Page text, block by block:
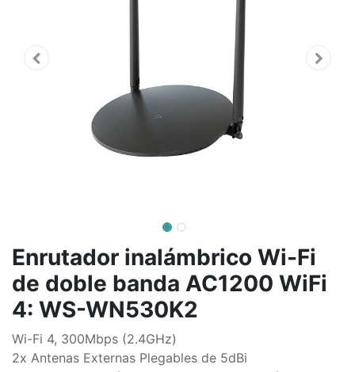
Enrutador inalámbrico Wi-Fi
de doble banda AC1200 WiFi
4: WS-WN530K2
Wi-Fi 4, 300Mbps (2.4GHz)
2x Antenas Externas Plegables de 5dBi